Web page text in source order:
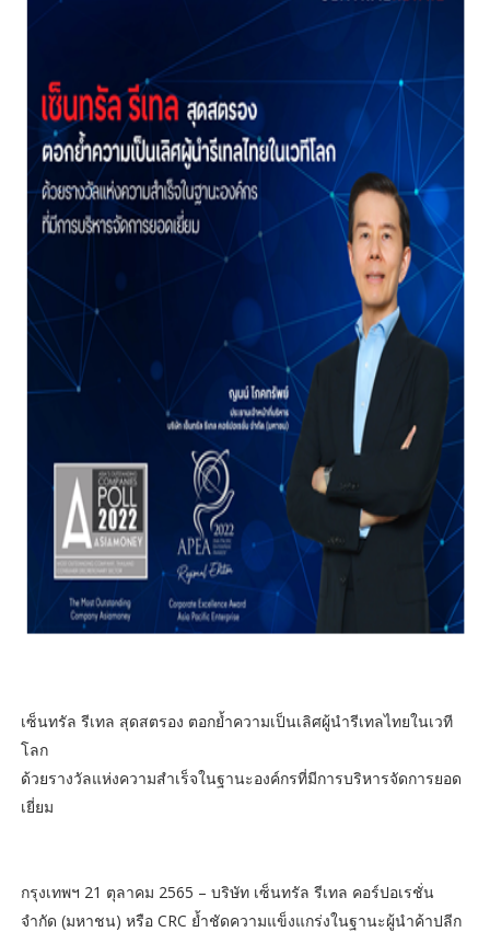
เซ็นทรัล รีเทล สุดสตรอง ตอกย้ำความเป็นเลิศผู้นำรีเทลไทยในเวที
โลก
ด้วยรางวัลแห่งความสำเร็จในฐานะองค์กรที่มีการบริหารจัดการยอด
เยี่ยม
กรุงเทพฯ 21 ตุลาคม 2565 – บริษัท เซ็นทรัล รีเทล คอร์ปอเรชั่น
จำกัด (มหาชน) หรือ CRC ย้ำชัดความแข็งแกร่งในฐานะผู้นำค้าปลีก